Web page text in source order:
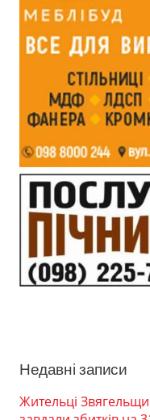
Недавні записи
Жительці